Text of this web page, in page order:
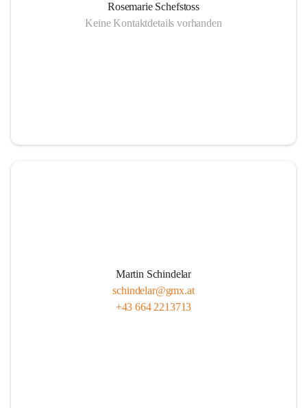
Rosemarie Schefstoss
Keine Kontaktdetails vorhanden
Martin Schindelar
schindelar@gmx.at
+43 664 2213713